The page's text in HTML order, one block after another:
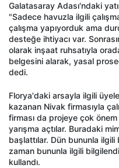
Galatasaray Adası'ndaki
"Sadece havuzla ilgili
çalışma yapıyorduk ama
desteğe ihtiyacı var.
olarak inşaat ruhsatıyla
belgesini alarak, yasal
dedi.
Florya'daki arsayla ilgili
kazanan Nivak firmasıyla
firması da projeye çok
yarışma açtılar. Buradaki
başlattılar. Dün bununla ilgili
zaman bununla ilgili
kullandı.